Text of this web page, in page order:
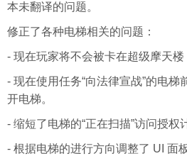
本未翻译的问题。
修正了各种电梯相关的问题：
- 现在玩家将不会被卡在超级摩天楼
- 现在使用任务“向法律宣战”的电
开电梯。
- 缩短了电梯的“正在扫描”访问授权
- 根据电梯的进行方向调整了 UI 面